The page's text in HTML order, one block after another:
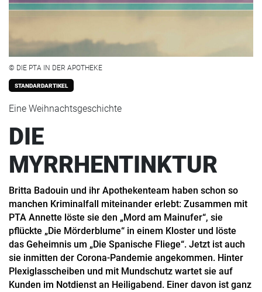
© DIE PTA IN DER APOTHEKE
STANDARDARTIKEL
Eine Weihnachtsgeschichte
DIE
MYRRHENTINKTUR
Britta Badouin und ihr Apothekenteam haben schon so
manchen Kriminalfall miteinander erlebt: Zusammen mit
PTA Annette löste sie den „Mord am Mainufer“, sie
pflückte „Die Mörderblume“ in einem Kloster und löste
das Geheimnis um „Die Spanische Fliege“. Jetzt ist auch
sie inmitten der Corona-Pandemie angekommen. Hinter
Plexiglasscheiben und mit Mundschutz wartet sie auf
Kunden im Notdienst an Heiligabend. Einer davon ist ganz